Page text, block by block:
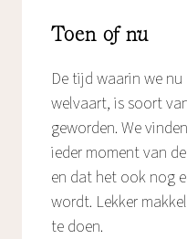
Toen of nu
De tijd waarin we
welvaart, is soort
geworden. We
ieder moment van
en dat het ook nog
wordt. Lekker
te doen.